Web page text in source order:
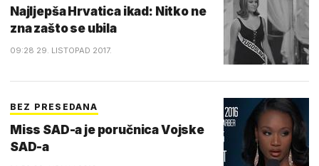
Najljepša Hrvatica ikad: Nitko ne
zna zašto se ubila
09:28 29. LISTOPAD 2017.
BEZ PRESEDANA
Miss SAD-a je poručnica Vojske
SAD-a